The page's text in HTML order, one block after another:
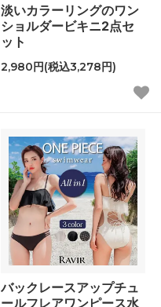
淡いカラーリングのワン
ショルダービキニ2点セ
ット
2,980円(税込3,278円)
バックレースアップチュ
ールフレアワンピース水